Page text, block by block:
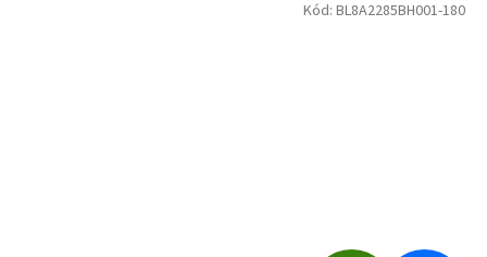
Kód: BL8A2285BH001-180